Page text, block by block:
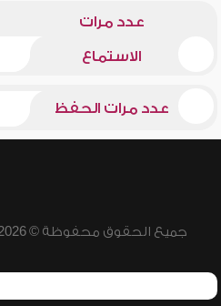
عدد مرات
الاستماع
عدد مرات الحفظ
جميع الحقوق محفوظة © 2026 - 1998 لشبكة إسلام ويب